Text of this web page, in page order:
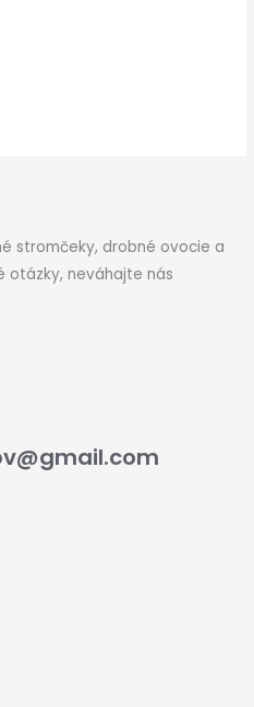
stromčeky, drobné ovocie a
otázky, neváhajte nás